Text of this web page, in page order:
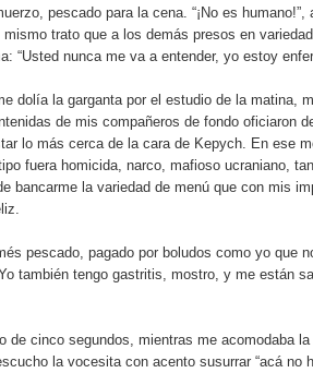
pescado para la cena. “¡No es humano!”,
mismo trato que a los demás presos en
“Usted nunca me va a entender, yo estoy
dolía la garganta por el estudio de la matina,
de mis compañeros de fondo oficiaron
lo más cerca de la cara de Kepych. En ese
fuera homicida, narco, mafioso ucraniano,
bancarme la variedad de menú que con mis
pescado, pagado por boludos como yo que
también tengo gastritis, mostro, y me están
de cinco segundos, mientras me acomodaba
la vocesita con acento susurrar “acá no